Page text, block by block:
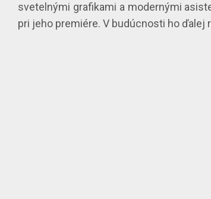
svetelnými grafikami a modernými
pri jeho premiére. V budúcnosti ho ďalej